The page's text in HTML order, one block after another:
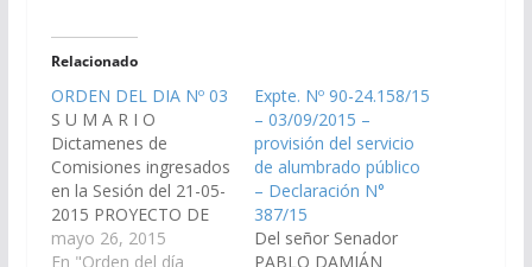
Relacionado
ORDEN DEL DIA Nº 03
S U M A R I O
Dictamenes de
Comisiones ingresados
en la Sesión del 21-05-
2015 PROYECTO DE
LEY De Legislación
General, del Trabajo y
mayo 26, 2015
En "Orden del día
Expte. Nº 90-24.158/15
– 03/09/2015 –
provisión del servicio
de alumbrado público
– Declaración N°
387/15
Del señor Senador
PABLO DAMIÁN